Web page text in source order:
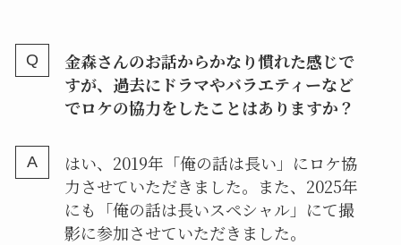
金森さんのお話からかなり慣れた感じで
すが、過去にドラマやバラエティーなど
でロケの協力をしたことはありますか？
はい、2019年「俺の話は長い」にロケ協
力させていただきました。また、2025年
にも「俺の話は長いスペシャル」にて撮
影に参加させていただきました。